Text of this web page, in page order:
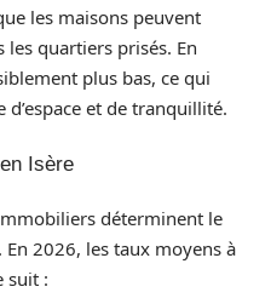
les maisons peuvent
les quartiers prisés. En
plus bas, ce qui
et de tranquillité.
Isère
déterminent le
2026, les taux moyens à
suit :